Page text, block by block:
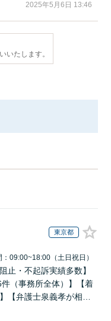
2025年5月6日 13:46
いたします。
東京都
09:00~18:00（土日祝日）
止・不起訴実績多数】
（事務所全体）】【着
【弁護士泉義孝が相